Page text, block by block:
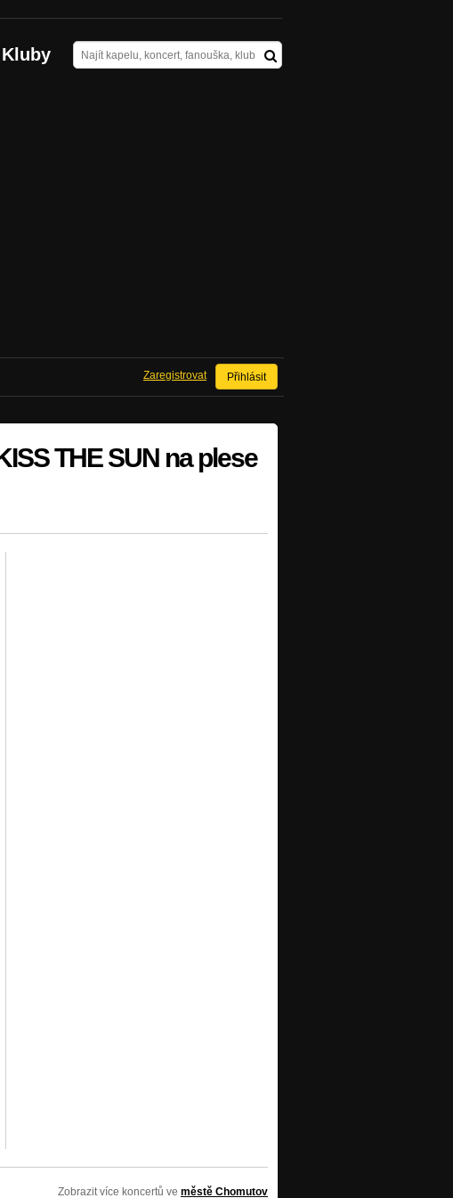
Kluby
Přihlásit
Zaregistrovat
THE SUN na plese
Zobrazit více koncertů ve městě Chomutov